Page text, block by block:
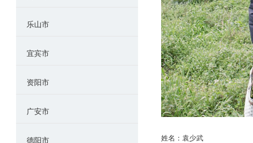
乐山市
宜宾市
资阳市
广安市
德阳市
姓名：袁少武